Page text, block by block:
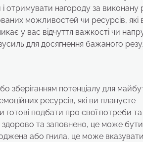
отримувати нагороду за виконану
можливостей чи ресурсів,
у вас відчуття важкості чи
для досягнення бажаного
зберіганням потенціалу для
ресурсів, які ви плануєте
подбати про свої потреби та
та заповнено, це може
або гнила, це може